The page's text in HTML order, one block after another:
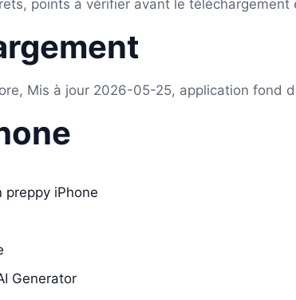
points à vérifier avant le
Mis à jour 2026-05-25, application fond
iPhone
Generator